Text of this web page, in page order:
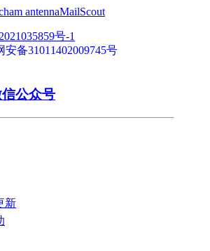
ham antennaMailScout
号-1
安备31011402009745号
公众号
新